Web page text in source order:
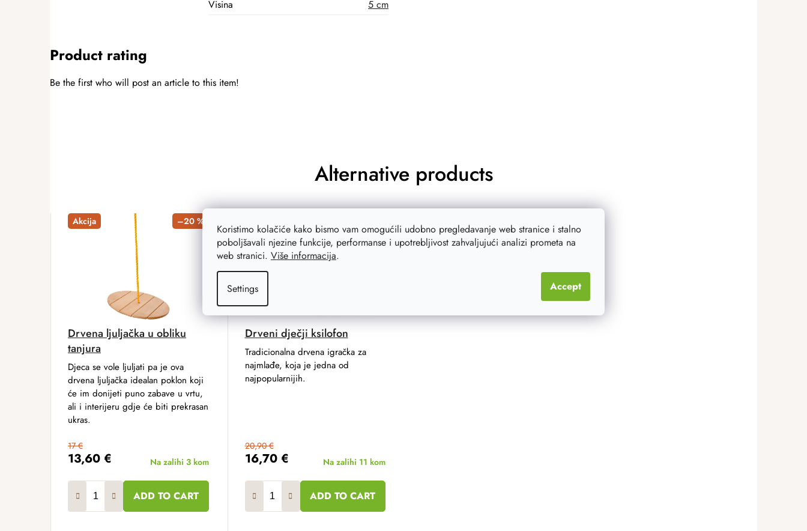
Koristimo kolačiće kako bismo vam omogućili udobno pregledavanje web stranice i stalno
poboljšavali njezine funkcije, performanse i upotrebljivost zahvaljujući analizi prometa na
web stranici. Više informacija.
Settings Accept
Visina
5 cm
Product rating
Be the first who will post an article to this item!
Alternative products
Akcija –20 %
Drvena ljuljačka u obliku
tanjura
13,60 €
17 €
Na zalihi 3 kom
ADD TO CART
Djeca se vole ljuljati pa je ova
drvena ljuljačka idealan poklon koji
će im donijeti puno zabave u vrtu,
ali i interijeru gdje će biti prekrasan
ukras.
Drveni dječji ksilofon
16,70 €
20,90 €
Na zalihi 11 kom
ADD TO CART
Tradicionalna drvena igračka za
najmlađe, koja je jedna od
najpopularnijih.